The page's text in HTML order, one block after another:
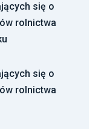
się o
rolnictwa
się o
rolnictwa